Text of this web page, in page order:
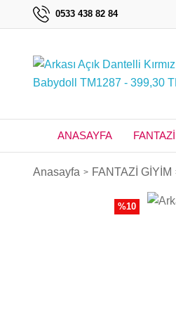
0533 438 82 84
ANASAYFA
Anasayfa FANTAZİ GİYİM
%10